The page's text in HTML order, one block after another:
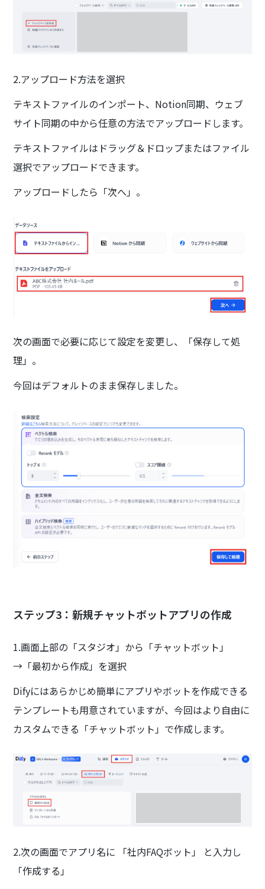
2.アップロード方法を選択
テキストファイルのインポート、Notion同期、ウェブ
サイト同期の中から任意の方法でアップロードします。
テキストファイルはドラッグ＆ドロップまたはファイル
選択でアップロードできます。
アップロードしたら「次へ」。
次の画面で必要に応じて設定を変更し、「保存して処
理」。
今回はデフォルトのまま保存しました。
ステップ3：新規チャットボットアプリの作成
1.画面上部の「スタジオ」から「チャットボット」
→「最初から作成」を選択
Difyにはあらかじめ簡単にアプリやボットを作成できる
テンプレートも用意されていますが、今回はより自由に
カスタムできる「チャットボット」で作成します。
2.次の画面でアプリ名に 「社内FAQボット」 と入力し
「作成する」